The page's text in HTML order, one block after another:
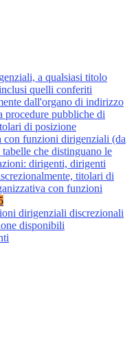
a qualsiasi titolo
quelli conferiti
dall'organo di indirizzo
procedure pubbliche di
di posizione
con funzioni dirigenziali (da
che distinguano le
dirigenti, dirigenti
titolari di
con funzioni
dirigenziali discrezionali
disponibili